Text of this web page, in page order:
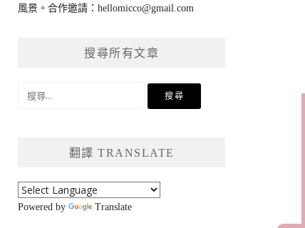
風景。合作邀請：hellomicco@gmail.com
搜尋所有文章
翻譯 TRANSLATE
Powered by Translate